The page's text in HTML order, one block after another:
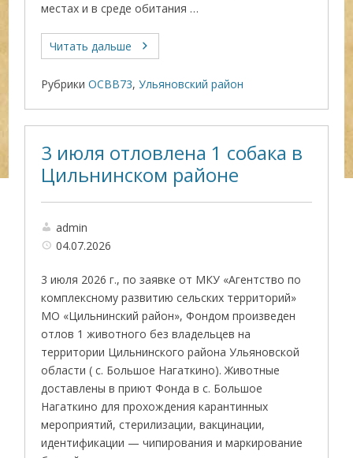
местах и в среде обитания …
Читать дальше
Рубрики ОСВВ73,Ульяновский район
3 июля отловлена 1 собака в
Цильнинском районе
admin
04.07.2026
3 июля 2026 г., по заявке от МКУ «Агентство по
комплексному развитию сельских территорий»
МО «Цильнинский район», Фондом произведен
отлов 1 животного без владельцев на
территории Цильнинского района Ульяновской
области ( с. Большое Нагаткино). Животные
доставлены в приют Фонда в с. Большое
Нагаткино для прохождения карантинных
мероприятий, стерилизации, вакцинации,
идентификации — чипирования и маркирование